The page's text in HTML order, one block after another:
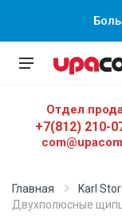
Отдел
+7(812) 210-
Главная Karl
Двухполюсные